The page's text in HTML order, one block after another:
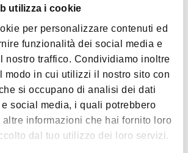
utilizza i cookie
per personalizzare contenuti ed
funzionalità dei social media e
nostro traffico. Condividiamo inoltre
modo in cui utilizzi il nostro sito con
si occupano di analisi dei dati
social media, i quali potrebbero
informazioni che hai fornito loro
dal tuo utilizzo dei loro servizi.